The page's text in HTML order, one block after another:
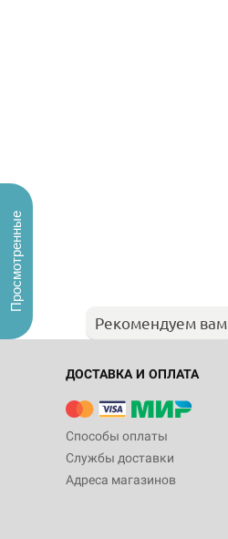
Рекомендуем вам
ДОСТАВКА И ОПЛАТА
Способы оплаты
Службы доставки
Адреса магазинов
Просмотренные